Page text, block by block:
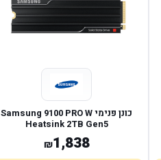
כונן פנימי Samsung 9100 PRO W
Heatsink 2TB Gen5
₪1,838